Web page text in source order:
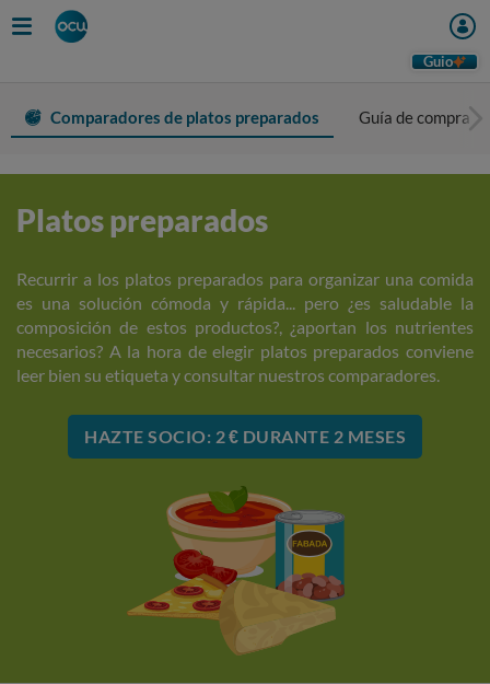
Guio
Comparadores de platos preparados Guía de compra
Platos preparados
Recurrir a los platos preparados para organizar una comida
es una solución cómoda y rápida... pero ¿es saludable la
composición de estos productos?, ¿aportan los nutrientes
necesarios? A la hora de elegir platos preparados conviene
leer bien su etiqueta y consultar nuestros comparadores.
HAZTE SOCIO: 2 € DURANTE 2 MESES